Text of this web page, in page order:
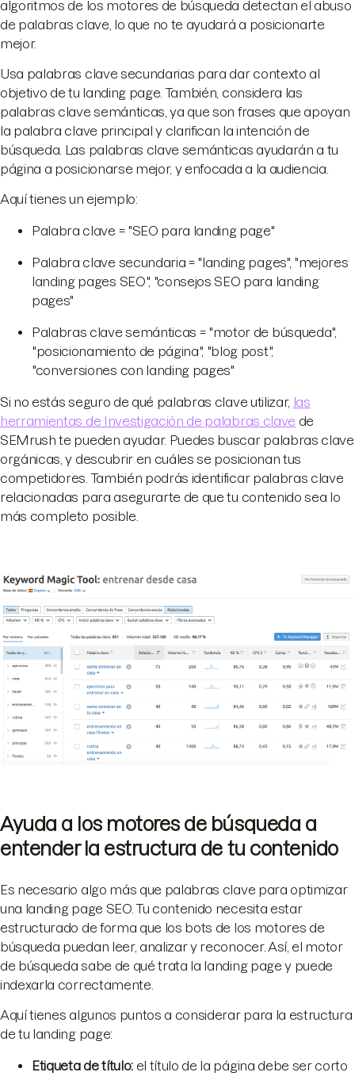
algoritmos de los motores de búsqueda detectan el abuso
de palabras clave, lo que no te ayudará a posicionarte
mejor.
Usa palabras clave secundarias para dar contexto al
objetivo de tu landing page. También, considera las
palabras clave semánticas, ya que son frases que apoyan
la palabra clave principal y clarifican la intención de
búsqueda. Las palabras clave semánticas ayudarán a tu
página a posicionarse mejor, y enfocada a la audiencia.
Aquí tienes un ejemplo:
Palabra clave = "SEO para landing page"
Palabra clave secundaria = "landing pages", "mejores
landing pages SEO", "consejos SEO para landing
pages"
Palabras clave semánticas = "motor de búsqueda",
"posicionamiento de página", "blog post",
"conversiones con landing pages"
Si no estás seguro de qué palabras clave utilizar, las
herramientas de Investigación de palabras clave de
SEMrush te pueden ayudar. Puedes buscar palabras clave
orgánicas, y descubrir en cuáles se posicionan tus
competidores. También podrás identificar palabras clave
relacionadas para asegurarte de que tu contenido sea lo
más completo posible.
Ayuda a los motores de búsqueda a
entender la estructura de tu contenido
Es necesario algo más que palabras clave para optimizar
una landing page SEO. Tu contenido necesita estar
estructurado de forma que los bots de los motores de
búsqueda puedan leer, analizar y reconocer. Así, el motor
de búsqueda sabe de qué trata la landing page y puede
indexarla correctamente.
Aquí tienes algunos puntos a considerar para la estructura
de tu landing page:
Etiqueta de título:el título de la página debe ser corto